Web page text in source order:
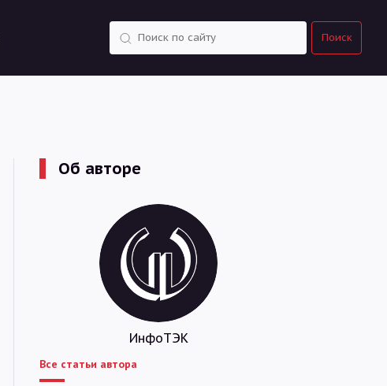
Поиск
Об авторе
ИнфоТЭК
Все статьи автора